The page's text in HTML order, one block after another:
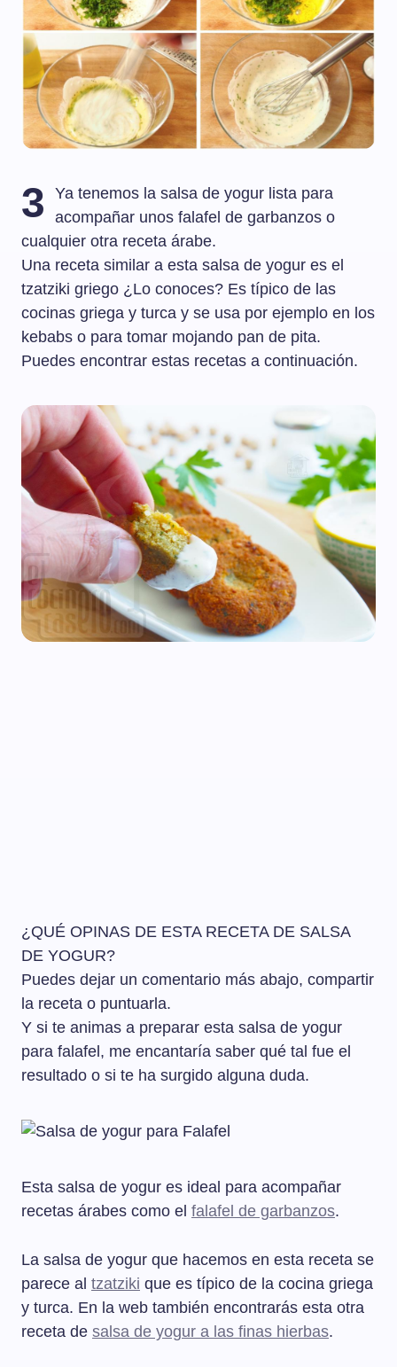
3
Ya tenemos la salsa de yogur lista para
acompañar unos falafel de garbanzos o
cualquier otra receta árabe.
Una receta similar a esta salsa de yogur es el
tzatziki griego ¿Lo conoces? Es típico de las
cocinas griega y turca y se usa por ejemplo en los
kebabs o para tomar mojando pan de pita.
Puedes encontrar estas recetas a continuación.
¿QUÉ OPINAS DE ESTA RECETA DE SALSA
DE YOGUR?
Puedes dejar un comentario más abajo, compartir
la receta o puntuarla.
Y si te animas a preparar esta salsa de yogur
para falafel, me encantaría saber qué tal fue el
resultado o si te ha surgido alguna duda.
Esta salsa de yogur es ideal para acompañar
recetas árabes como el falafel de garbanzos.
La salsa de yogur que hacemos en esta receta se
parece al tzatziki que es típico de la cocina griega
y turca. En la web también encontrarás esta otra
receta de salsa de yogur a las finas hierbas.